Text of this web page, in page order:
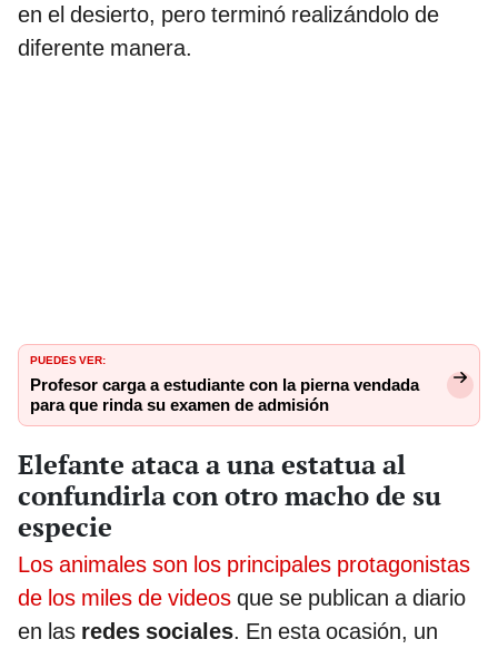
en el desierto, pero terminó realizándolo de
diferente manera.
PUEDES VER:
Profesor carga a estudiante con la pierna vendada
para que rinda su examen de admisión
Elefante ataca a una estatua al
confundirla con otro macho de su
especie
Los animales son los principales protagonistas
de los miles de videos que se publican a diario
en las redes sociales. En esta ocasión, un